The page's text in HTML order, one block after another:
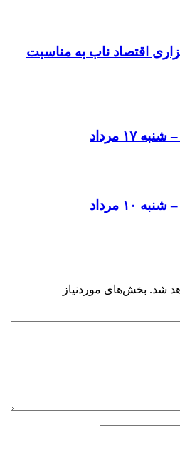
اقتصاد ناب به مناسبت
مرداد
مرداد
شد. بخش‌های موردنیاز